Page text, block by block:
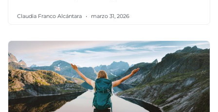
Claudia Franco Alcántara marzo 31, 2026